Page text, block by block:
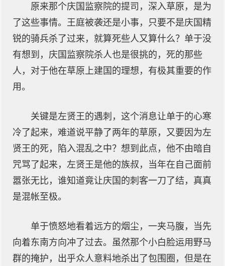
原来那个庆国监察院的提司，深入草原，是为
了这些事情。王庭被袭还是小事，只要不是庆国精
锐的骑兵杀了过来，就算死些人又算什么？单于没
有想到，庆国监察院杀人也是很挑的，死的那些
人，对于他在草原上建国的理想，有极其重要的作
用。
关键是左贤王的遇刺，这个消息让单于的心寒
冷了起来，难道说平静了两年的草原，又要因为左
贤王的死，陷入混乱之中？想到此点，他不由暗自
咒骂了起来，左贤王是他的族叔，当年在自己面前
嚣张无比，谁知道竟让庆国的刺客一刀了结，真真
是混帐至极。
单于愤怒地看着远方的烟尘，一夹马腹，当先
向着东南方向冲了过去。虽然那个小白脸运用野马
群的掩护，出乎众人意料地杀出了包围圈，但是在